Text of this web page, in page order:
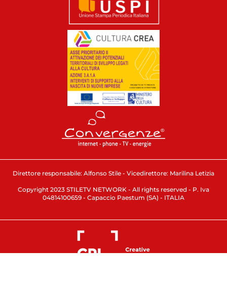
Direttore responsabile: Alfonso Stile - Vicedirettore: Marilina Letizia
Copyright 2023 STILETV NETWORK - All rights reserved - P. Iva
04814100659 - Capaccio Paestum (SA) - ITALIA